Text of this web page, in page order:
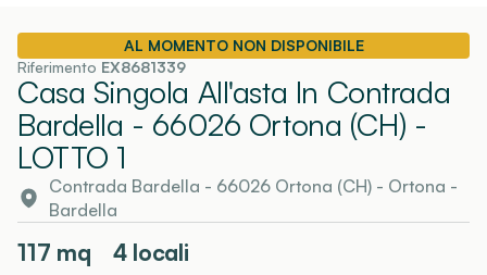
AL MOMENTO NON DISPONIBILE
Riferimento EX8681339
Casa Singola All'asta In Contrada
Bardella - 66026 Ortona (CH) -
LOTTO 1
Contrada Bardella - 66026 Ortona (CH)- Ortona -
Bardella
117 mq
4 locali